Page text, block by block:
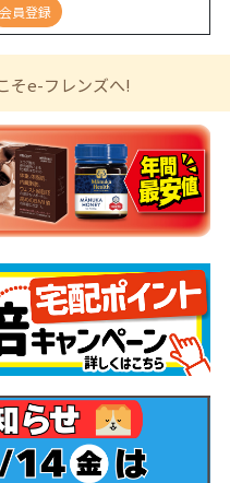
会員登録
e-フレンズへ!